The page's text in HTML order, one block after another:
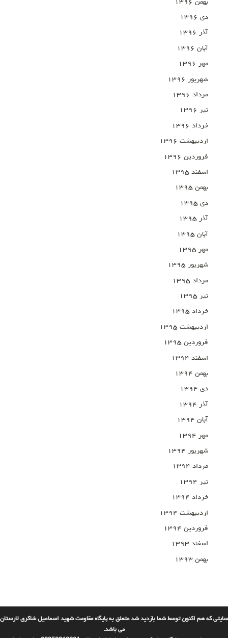
بهمن ۱۳۹۶
دی ۱۳۹۶
آذر ۱۳۹۶
آبان ۱۳۹۶
مهر ۱۳۹۶
شهریور ۱۳۹۶
مرداد ۱۳۹۶
تیر ۱۳۹۶
خرداد ۱۳۹۶
اردیبهشت ۱۳۹۶
فروردین ۱۳۹۶
اسفند ۱۳۹۵
بهمن ۱۳۹۵
دی ۱۳۹۵
آذر ۱۳۹۵
آبان ۱۳۹۵
مهر ۱۳۹۵
شهریور ۱۳۹۵
مرداد ۱۳۹۵
تیر ۱۳۹۵
خرداد ۱۳۹۵
اردیبهشت ۱۳۹۵
فروردین ۱۳۹۵
اسفند ۱۳۹۴
بهمن ۱۳۹۴
دی ۱۳۹۴
آذر ۱۳۹۴
آبان ۱۳۹۴
مهر ۱۳۹۴
شهریور ۱۳۹۴
مرداد ۱۳۹۴
تیر ۱۳۹۴
خرداد ۱۳۹۴
اردیبهشت ۱۳۹۴
فروردین ۱۳۹۴
اسفند ۱۳۹۳
بهمن ۱۳۹۳
سایتی که هم اکنون توسط شما بازدید شد متعلق به پایگاه مقاومت شهید اسماعیل شاکری لارستان
می باشد.